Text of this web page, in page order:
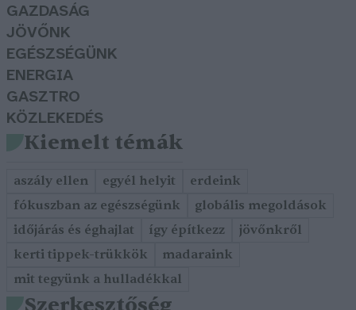
GAZDASÁG
JÖVŐNK
EGÉSZSÉGÜNK
ENERGIA
GASZTRO
KÖZLEKEDÉS
Kiemelt témák
aszály ellen egyél helyit
erdeink
fókuszban az egészségünk
globális megoldások
időjárás és éghajlat
így építkezz
jövőnkről
kerti tippek-trükkök
madaraink
mit tegyünk a hulladékkal